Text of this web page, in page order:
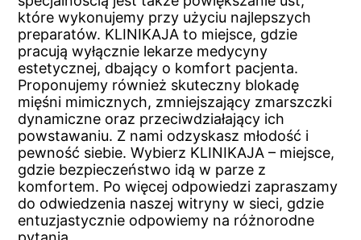
które wykonujemy przy użyciu najlepszych
preparatów. KLINIKAJA to miejsce, gdzie
pracują wyłącznie lekarze medycyny
estetycznej, dbający o komfort pacjenta.
Proponujemy również skuteczny blokadę
mięśni mimicznych, zmniejszający zmarszczki
dynamiczne oraz przeciwdziałający ich
powstawaniu. Z nami odzyskasz młodość i
pewność siebie. Wybierz KLINIKAJA – miejsce,
gdzie bezpieczeństwo idą w parze z
komfortem. Po więcej odpowiedzi zapraszamy
do odwiedzenia naszej witryny w sieci, gdzie
entuzjastycznie odpowiemy na różnorodne